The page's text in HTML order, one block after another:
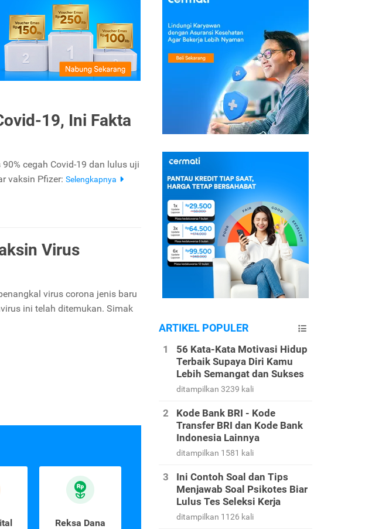
19, Ini Fakta
cegah Covid-19 dan lulus uji
vaksin Pfizer: Selengkapnya
Virus
virus corona jenis baru
ini telah ditemukan. Simak
Reksa Dana
ARTIKEL POPULER
56 Kata-Kata Motivasi Hidup
Terbaik Supaya Diri Kamu
Lebih Semangat dan Sukses
ditampilkan 3239 kali
Kode Bank BRI - Kode
Transfer BRI dan Kode Bank
Indonesia Lainnya
ditampilkan 1581 kali
Ini Contoh Soal dan Tips
Menjawab Soal Psikotes Biar
Lulus Tes Seleksi Kerja
ditampilkan 1126 kali